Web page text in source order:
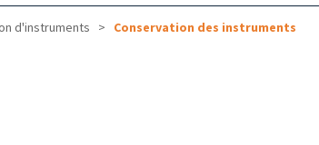
d'instruments Conservation des instruments